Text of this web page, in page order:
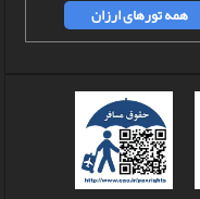
همه تورهای ارزان